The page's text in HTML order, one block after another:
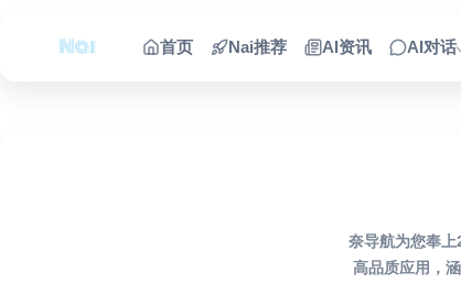
首页
Nai推荐 AI资讯 AI对话
奈导航为您奉
高品质应用，